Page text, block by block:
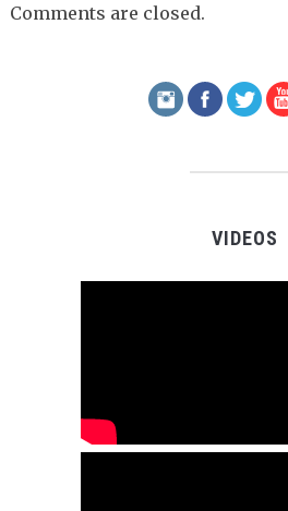
Comments are closed.
VIDEOS